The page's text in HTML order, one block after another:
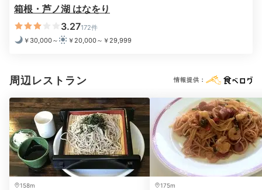
贅沢な朝時間
客室露天風呂(1) 客
露天風呂付き客室なら、朝風呂で贅沢な朝をスタート♪
箱根・芦ノ湖 はなをり
3.27172件
￥30,000～
￥20,000～￥29,999
周辺レストラン 情報提供：
158m
175m